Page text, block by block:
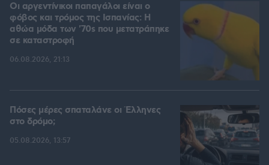
Οι αργεντίνικοι παπαγάλοι είναι ο
φόβος και τρόμος της Ισπανίας: Η
αθώα μόδα των '70s που μετατράπηκε
σε καταστροφή
06.08.2026, 21:13
Πόσες μέρες σπαταλάνε οι Έλληνες
στο δρόμο;
05.08.2026, 13:57